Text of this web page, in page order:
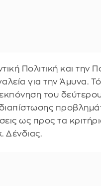
Πολιτική και την
για την Άμυνα.
του
ως προς τα
Δένδιας.